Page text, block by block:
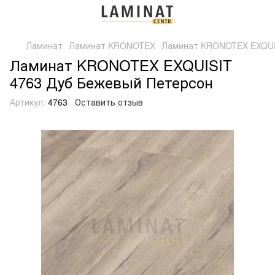
Ламинат Ламинат KRONOTEX Ламинат KRONOTEX
Ламинат KRONOTEX EXQUISIT
4763 Дуб Бежевый Петерсон
Артикул: 4763 Оставить отзыв